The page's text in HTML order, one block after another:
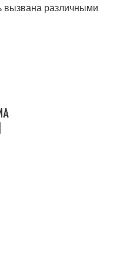
вызвана различными